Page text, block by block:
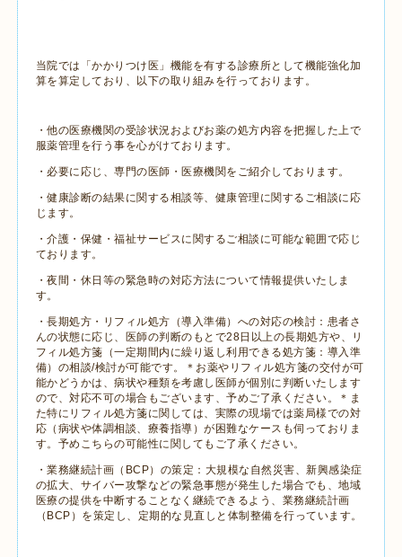
当院では「かかりつけ医」機能を有する診療所として機能強化加
算を算定しており、以下の取り組みを行っております。
・他の医療機関の受診状況およびお薬の処方内容を把握した上で
服薬管理を行う事を心がけております。
・必要に応じ、専門の医師・医療機関をご紹介しております。
・健康診断の結果に関する相談等、健康管理に関するご相談に応
じます。
・介護・保健・福祉サービスに関するご相談に可能な範囲で応じ
ております。
・夜間・休日等の緊急時の対応方法について情報提供いたしま
す。
・長期処方・リフィル処方（導入準備）への対応の検討：患者さ
んの状態に応じ、医師の判断のもとで28日以上の長期処方や、リ
フィル処方箋（一定期間内に繰り返し利用できる処方箋：導入準
備）の相談/検討が可能です。＊お薬やリフィル処方箋の交付が可
能かどうかは、病状や種類を考慮し医師が個別に判断いたします
ので、対応不可の場合もございます、予めご了承ください。＊ま
た特にリフィル処方箋に関しては、実際の現場では薬局様での対
応（病状や体調相談、療養指導）が困難なケースも伺っておりま
す。予めこちらの可能性に関してもご了承ください。
・業務継続計画（BCP）の策定：大規模な自然災害、新興感染症
の拡大、サイバー攻撃などの緊急事態が発生した場合でも、地域
医療の提供を中断することなく継続できるよう、業務継続計画
（BCP）を策定し、定期的な見直しと体制整備を行っています。